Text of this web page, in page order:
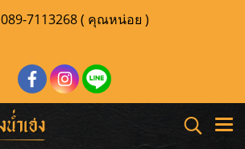
089-7113268 ( คุณหน่อย )